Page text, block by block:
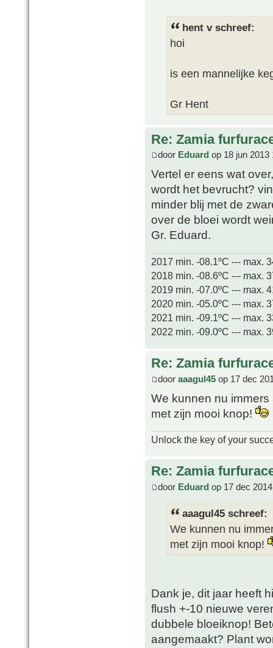
hent v schreef:
hoi
is een mannelijke
Gr Hent
Re: Zamia
door Eduard op 18 jun 2013
Vertel er eens wat
wordt het bevrucht?
minder blij met de
over de bloei wordt
Gr. Eduard.
2017 min. -08.1ºC --- max.
2018 min. -08.6ºC --- max.
2019 min. -07.0ºC --- max.
2020 min. -05.0ºC --- max.
2021 min. -09.1ºC --- max.
2022 min. -09.0ºC --- max.
Re: Zamia
door aaagul45 op 17 dec
We kunnen nu
met zijn mooi knop!
Unlock the key of your
Re: Zamia
door Eduard op 17 dec
aaagul45 schreef:
We kunnen nu
met zijn mooi knop!
Dank je, dit jaar heeft
flush +-10 nieuwe
dubbele bloeiknop!
aangemaakt? Plant